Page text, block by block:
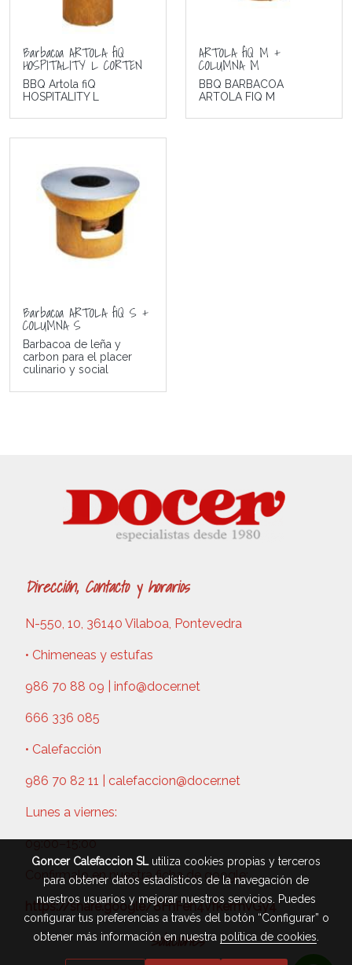
Barbacoa ARTOLA fiQ
HOSPITALITY L CORTEN
BBQ Artola fiQ
HOSPITALITY L
ARTOLA fiQ M +
COLUMNA M
BBQ BARBACOA
ARTOLA FIQ M
Barbacoa ARTOLA fiQ S +
COLUMNA S
Barbacoa de leña y
carbon para el placer
culinario y social
Dirección, Contacto y horarios
N-550, 10, 36140 Vilaboa, Pontevedra
• Chimeneas y estufas
986 70 88 09 | info@docer.net
666 336 085
• Calefacción
986 70 82 11 | calefaccion@docer.net
Lunes a viernes:
09:00–15:00
Confirmalo en nuestra ficha de google:
https://share.google/8FnFeh4vfkermvGy4
Soluciones
Goncer Calefaccion SLutiliza cookies propias y terceros
para obtener datos estadísticos de la navegación de
nuestros usuarios y mejorar nuestros servicios. Puedes
configurar tus preferencias a través del botón “Configurar” o
obtener más información en nuestra política de cookies